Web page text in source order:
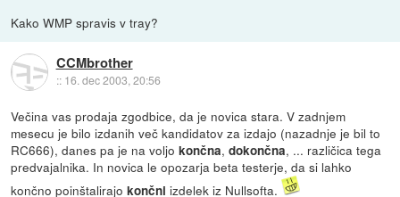
Kako WMP spravis v tray?
CCMbrother
:: 16. dec 2003, 20:56
Večina vas prodaja zgodbice, da je novica stara. V zadnjem
mesecu je bilo izdanih več kandidatov za izdajo (nazadnje je bil to
RC666), danes pa je na voljokončna,dokončna, ... različica tega
predvajalnika. In novica le opozarja beta testerje, da si lahko
končno poinštalirajokončni izdelek iz Nullsofta.